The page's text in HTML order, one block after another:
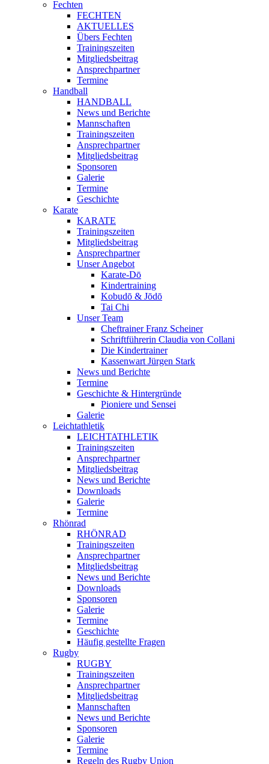
Fechten
FECHTEN
AKTUELLES
Übers Fechten
Trainingszeiten
Mitgliedsbeitrag
Ansprechpartner
Termine
Handball
HANDBALL
News und Berichte
Mannschaften
Trainingszeiten
Ansprechpartner
Mitgliedsbeitrag
Sponsoren
Galerie
Termine
Geschichte
Karate
KARATE
Trainingszeiten
Mitgliedsbeitrag
Ansprechpartner
Unser Angebot
Karate-Dō
Kindertraining
Kobudō & Jōdō
Tai Chi
Unser Team
Cheftrainer Franz Scheiner
Schriftführerin Claudia von Collani
Die Kindertrainer
Kassenwart Jürgen Stark
News und Berichte
Termine
Geschichte & Hintergründe
Pioniere und Sensei
Galerie
Leichtathletik
LEICHTATHLETIK
Trainingszeiten
Ansprechpartner
Mitgliedsbeitrag
News und Berichte
Downloads
Galerie
Termine
Rhönrad
RHÖNRAD
Trainingszeiten
Ansprechpartner
Mitgliedsbeitrag
News und Berichte
Downloads
Sponsoren
Galerie
Termine
Geschichte
Häufig gestellte Fragen
Rugby
RUGBY
Trainingszeiten
Ansprechpartner
Mitgliedsbeitrag
Mannschaften
News und Berichte
Sponsoren
Galerie
Termine
Regeln des Rugby Union